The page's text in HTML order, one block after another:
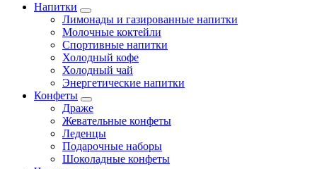
Напитки
Лимонады и газированные напитки
Молочные коктейли
Спортивные напитки
Холодный кофе
Холодный чай
Энергетические напитки
Конфеты
Драже
Жевательные конфеты
Леденцы
Подарочные наборы
Шоколадные конфеты